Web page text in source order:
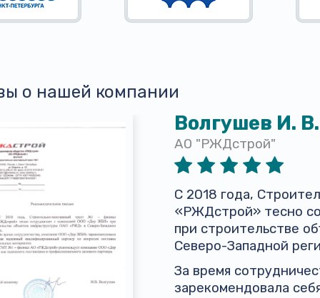
о нашей компании
Волгушев И. В.
АО "РЖДстрой"
С 2018 года,
«РЖДстрой» тесно
при строительстве
Северо-Западной
За время
зарекомендовала